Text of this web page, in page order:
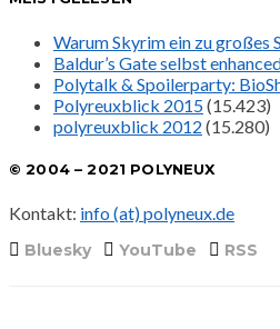
Warum Skyrim ein zu großes
Baldur’s Gate selbst
Polytalk & Spoilerparty:
Polyreuxblick 2015(15.423)
polyreuxblick 2012 (15.280)
© 2004 – 2021 POLYNEUX
Kontakt: info (at) polyneux.de
Bluesky YouTube RSS